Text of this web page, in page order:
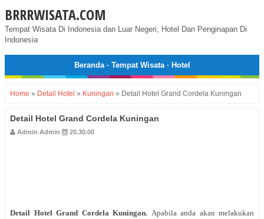
BRRRWISATA.COM
Tempat Wisata Di Indonesia dan Luar Negeri, Hotel Dan Penginapan Di
Indonesia
Beranda· Tempat Wisata· Hotel
Home » Detail Hotel » Kuningan » Detail Hotel Grand Cordela Kuningan
Detail Hotel Grand Cordela Kuningan
Admin Admin 20.30.00
Detail Hotel Grand Cordela Kuningan. Apabila anda akan melakukan